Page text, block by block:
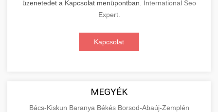
üzenetedet a Kapcsolat menüpontban. International Seo
Expert.
Kapcsolat
MEGYÉK
Bács-Kiskun Baranya Békés Borsod-Abaúj-Zemplén